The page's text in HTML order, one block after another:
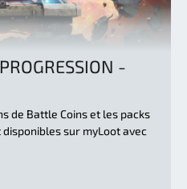
-
de Battle Coins et les packs
sur myLoot avec